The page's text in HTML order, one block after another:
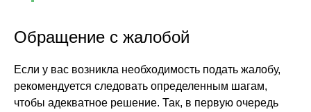
Обращение с жалобой
Если у вас возникла необходимость подать жалобу,
рекомендуется следовать определенным шагам,
чтобы адекватное решение. Так, в первую очередь